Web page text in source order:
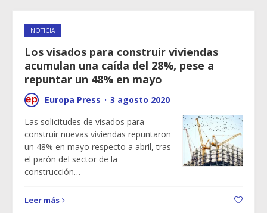
NOTICIA
Los visados para construir viviendas
acumulan una caída del 28%, pese a
repuntar un 48% en mayo
Europa Press · 3 agosto 2020
Las solicitudes de visados para
construir nuevas viviendas repuntaron
un 48% en mayo respecto a abril, tras
el parón del sector de la
construcción…
Leer más